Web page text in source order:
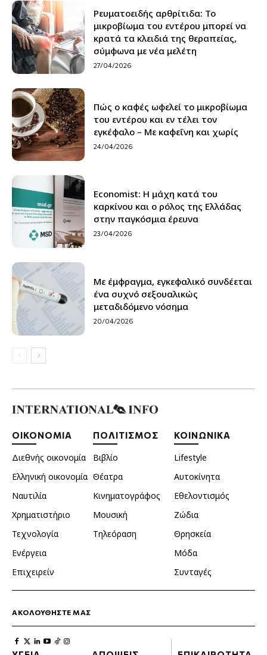
Ρευματοειδής αρθρίτιδα: Το
μικροβίωμα του εντέρου μπορεί να
κρατά τα κλειδιά της θεραπείας,
σύμφωνα με νέα μελέτη
27/04/2026
Πώς ο καφές ωφελεί το μικροβίωμα
του εντέρου και εν τέλει τον
εγκέφαλο – Με καφεΐνη και χωρίς
24/04/2026
Economist: Η μάχη κατά του
καρκίνου και ο ρόλος της Ελλάδας
στην παγκόσμια έρευνα
23/04/2026
Με έμφραγμα, εγκεφαλικό συνδέεται
ένα συχνό σεξουαλικώς
μεταδιδόμενο νόσημα
20/04/2026
ΟΙΚΟΝΟΜΙΑ
Διεθνής οικονομία
Ελληνική οικονομία
Ναυτιλία
Χρηματιστήριο
Τεχνολογία
Ενέργεια
Επιχειρείν
ΠΟΛΙΤΙΣΜΟΣ
Βιβλίο
Θέατρα
Κινηματογράφος
Μουσική
Τηλεόραση
ΚΟΙΝΩΝΙΚΑ
Lifestyle
Αυτοκίνητα
Εθελοντισμός
Ζώδια
Θρησκεία
Μόδα
Συνταγές
ΑΚΟΛΟΥΘΗΣΤΕ ΜΑΣ